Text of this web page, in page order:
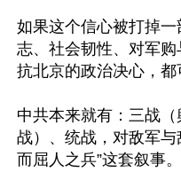
如果这个信心被打掉
志、社会韧性、对军
抗北京的政治决心，都
中共本来就有：三战
战）、统战，对敌军
而屈人之兵”这套叙事